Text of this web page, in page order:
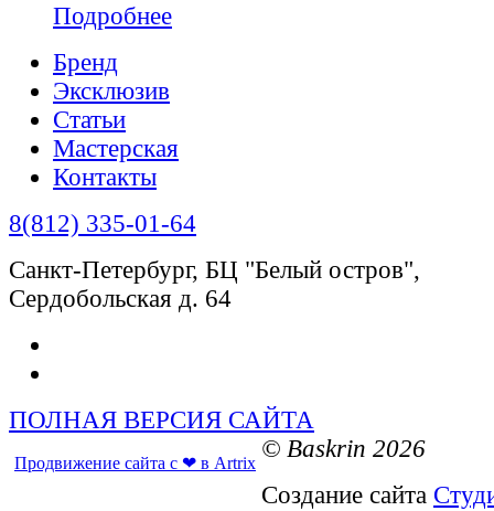
Подробнее
Бренд
Эксклюзив
Статьи
Мастерская
Контакты
8(812) 335-01-64
Санкт-Петербург, БЦ "Белый остров",
Сердобольская д. 64
ПОЛНАЯ ВЕРСИЯ САЙТА
© Baskrin 2026
Продвижение сайта с ❤ в Artrix
Создание сайта